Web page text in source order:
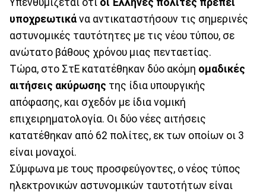
υποχρεωτικά να αντικαταστήσουν τις σημερινές
αστυνομικές ταυτότητες με τις νέου τύπου, σε
ανώτατο βάθους χρόνου μιας πενταετίας.
Τώρα, στο ΣτΕ κατατέθηκαν δύο ακόμη ομαδικές
αιτήσεις ακύρωσης της ίδια υπουργικής
απόφασης, και σχεδόν με ίδια νομική
επιχειρηματολογία. Οι δύο νέες αιτήσεις
κατατέθηκαν από 62 πολίτες, εκ των οποίων οι 3
είναι μοναχοί.
Σύμφωνα με τους προσφεύγοντες, ο νέος τύπος
ηλεκτρονικών αστυνομικών ταυτοτήτων είναι